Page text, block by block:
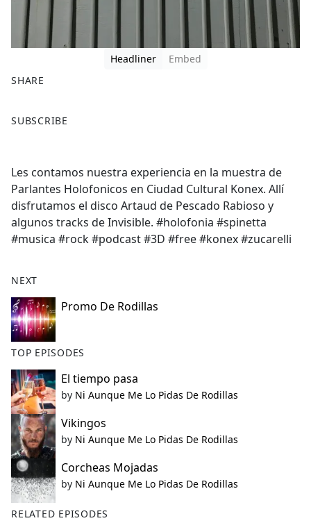
Headliner
Embed
SHARE
a
b
o
o
k
SUBSCRIBE
Les contamos nuestra experiencia en la muestra de
Parlantes Holofonicos en Ciudad Cultural Konex. Allí
disfrutamos el disco Artaud de Pescado Rabioso y
algunos tracks de Invisible. #holofonia #spinetta
#musica #rock #podcast #3D #free #konex #zucarelli
NEXT
Promo De Rodillas
TOP EPISODES
El tiempo pasa
by Ni Aunque Me Lo Pidas De Rodillas
Vikingos
by Ni Aunque Me Lo Pidas De Rodillas
Corcheas Mojadas
by Ni Aunque Me Lo Pidas De Rodillas
RELATED EPISODES